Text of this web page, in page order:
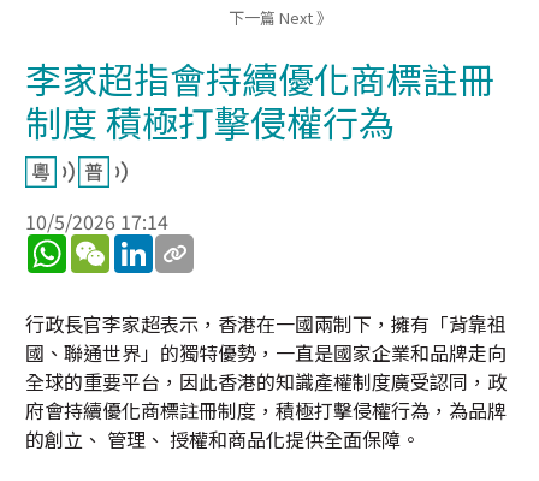
下一篇 Next 》
李家超指會持續優化商標註冊
制度 積極打擊侵權行為
10/5/2026 17:14
WhatsApp
WeChatLinkedIn
行政長官李家超表示，香港在一國兩制下，擁有「背靠祖
國、聯通世界」的獨特優勢，一直是國家企業和品牌走向
全球的重要平台，因此香港的知識產權制度廣受認同，政
府會持續優化商標註冊制度，積極打擊侵權行為，為品牌
的創立、 管理、 授權和商品化提供全面保障。